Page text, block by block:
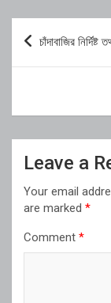
Post
চাঁদাবাজির
Leave a
Your email
are marked *
Comment *